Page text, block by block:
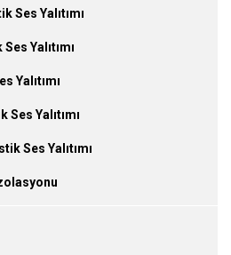
Ses Yalıtımı
Yalıtımı
Yalıtımı
Ses Yalıtımı
Ses Yalıtımı